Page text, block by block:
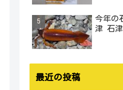
今年の
津 石
最近の投稿